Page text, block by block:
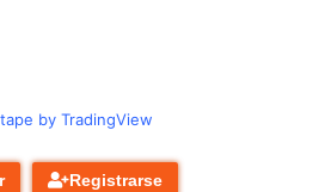
by TradingView
Registrarse